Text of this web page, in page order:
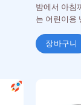
밤에서 아침
는 어린이용
장바구니